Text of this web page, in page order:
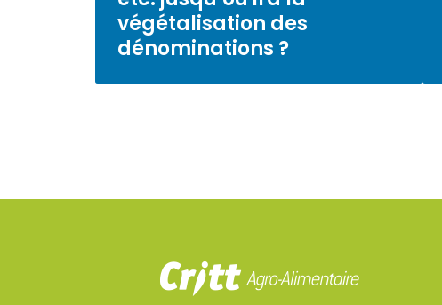
végétalisation des
dénominations ?